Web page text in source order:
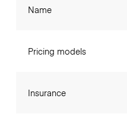
Name
Pricing models
Insurance